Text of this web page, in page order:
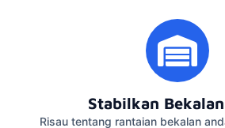
Stabilkan
Risau tentang rantaian bekalan